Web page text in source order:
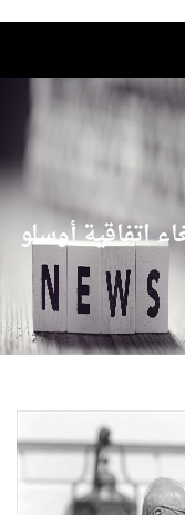
اتفاقية أوسلو